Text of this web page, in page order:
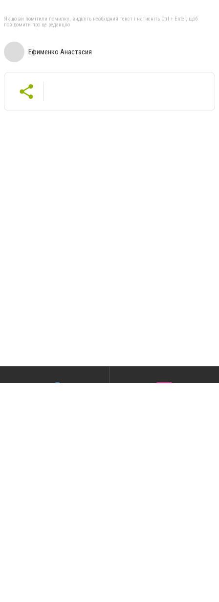
Якщо ви помітили помилку, виділіть необхідний текст і натисніть Ctrl + Enter, щоб
повідомити про це редакцію
Ефименко Анастасия